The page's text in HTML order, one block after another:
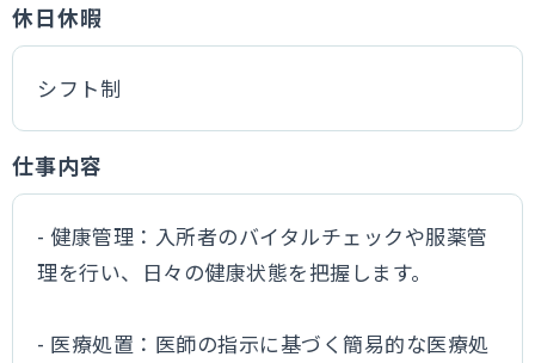
休日休暇
シフト制
仕事内容
- 健康管理：入所者のバイタルチェックや服薬管
理を行い、日々の健康状態を把握します。
- 医療処置：医師の指示に基づく簡易的な医療処